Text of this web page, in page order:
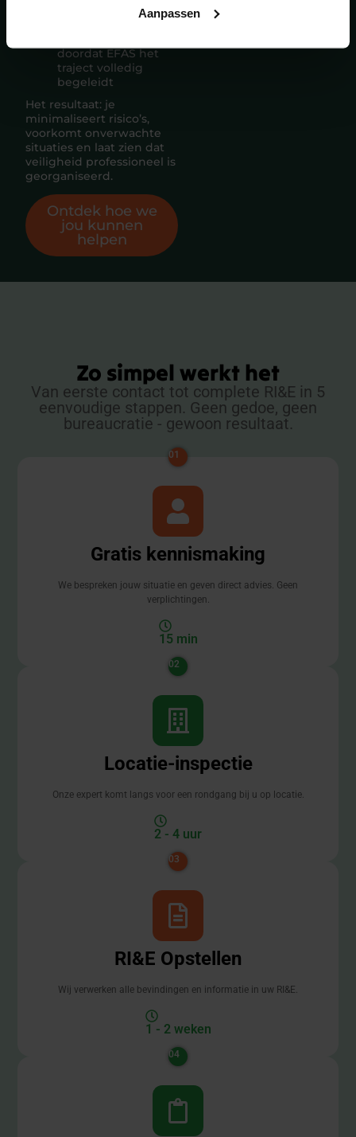
Aanpassen
Minder kans op
incidenten en uitval
doordat EFAS het
traject volledig
begeleidt
Het resultaat: je
minimaliseert risico’s,
voorkomt onverwachte
situaties en laat zien dat
veiligheid professioneel is
georganiseerd.
Ontdek hoe we
jou kunnen
helpen
Zo simpel werkt het
Van eerste contact tot complete RI&E in 5
eenvoudige stappen. Geen gedoe, geen
bureaucratie - gewoon resultaat.
01
Gratis kennismaking
We bespreken jouw situatie en geven direct advies. Geen
verplichtingen.
15 min
02
Locatie-inspectie
Onze expert komt langs voor een rondgang bij u op locatie.
2 - 4 uur
03
RI&E Opstellen
Wij verwerken alle bevindingen en informatie in uw RI&E.
1 - 2 weken
04